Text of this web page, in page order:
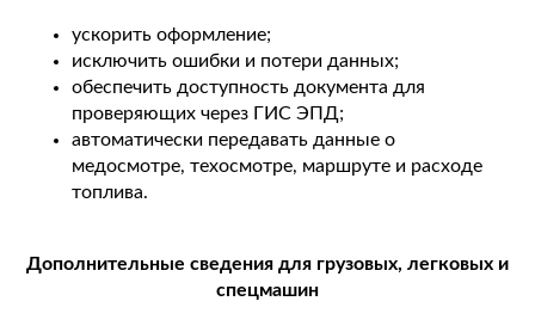
ускорить оформление;
исключить ошибки и потери данных;
обеспечить доступность документа для
проверяющих через ГИС ЭПД;
автоматически передавать данные о
медосмотре, техосмотре, маршруте и расходе
топлива.
Дополнительные сведения для грузовых, легковых и
спецмашин